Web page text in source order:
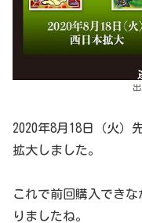
2020年8月18日（火）
拡大しました。
これで前回購入でき
りましたね。